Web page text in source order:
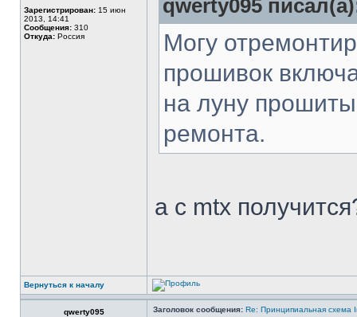
Зарегистрирован: 15 июн
2013, 14:41
Сообщения: 310
Откуда: Россия
qwerty095
Могу
прошивок
на луну
ремонта.
а с mtx
Вернуться к началу
qwerty095 Заголовок сообщения: Re: Принципиальная схема